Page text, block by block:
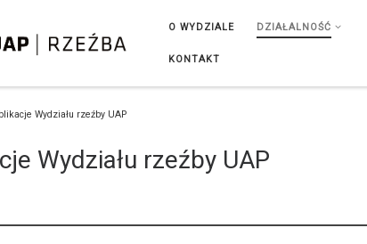
O WYDZIALE DZIAŁALNOŚĆ
KONTAKT
Wydziału rzeźby UAP
Wydziału rzeźby UAP